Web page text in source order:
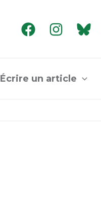
Écrire un article